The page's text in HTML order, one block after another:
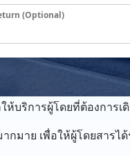
(Optional)
บริการผู้โดยที่ต้องการ
มาย เพื่อให้ผู้โดยสาร